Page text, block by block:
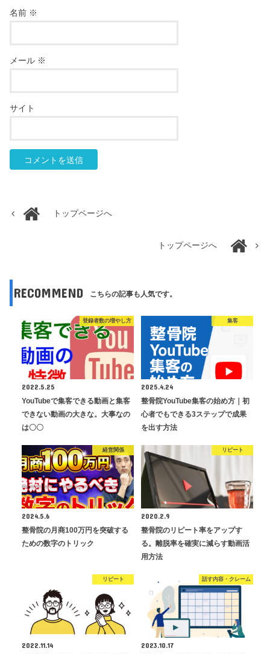
名前 ※
メール ※
サイト
トップページへ
トップページへ
RECOMMEND こちらの記事も人気です。
登録者数の増やし方
2022.5.25
YouTubeで集客できる動画と集客
できない動画の大きな。大事なの
は〇〇
集客
2025.4.24
整骨院YouTube集客の始め方｜初
心者でもできる3ステップで成果
を出す方法
経営関係
2024.5.6
整骨院の月商100万円を突破する
ための数字のトリック
リピート
2020.2.9
整骨院のリピート率をアップす
る。離脱率を確実に減らす動画活
用方法
リピート
2022.11.14
話す内容・クレーム
2023.10.17